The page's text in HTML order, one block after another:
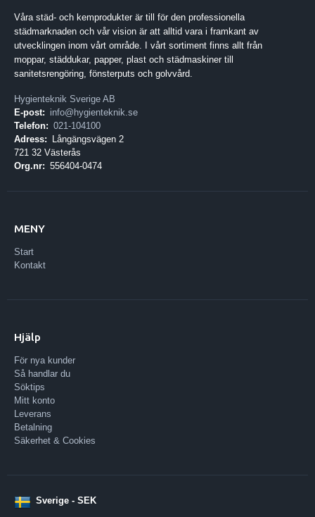
Våra städ- och kemprodukter är till för den professionella
städmarknaden och vår vision är att alltid vara i framkant av
utvecklingen inom vårt område. I vårt sortiment finns allt från
moppar, städdukar, papper, plast och städmaskiner till
sanitetsrengöring, fönsterputs och golvvård.
Hygienteknik Sverige AB
E-post: info@hygienteknik.se
Telefon: 021-104100
Adress:
Långängsvägen 2
721 32 Västerås
Org.nr: 556404-0474
MENY
Start
Kontakt
Hjälp
För nya kunder
Så handlar du
Söktips
Mitt konto
Leverans
Betalning
Säkerhet & Cookies
Sverige - SEK